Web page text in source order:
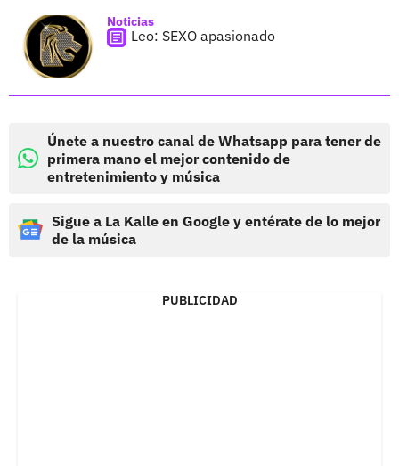
Noticias
Leo: SEXO apasionado
Únete a nuestro canal de Whatsapp para tener de
primera mano el mejor contenido de
entretenimiento y música
Sigue a La Kalle en Google y entérate de lo mejor
de la música
PUBLICIDAD